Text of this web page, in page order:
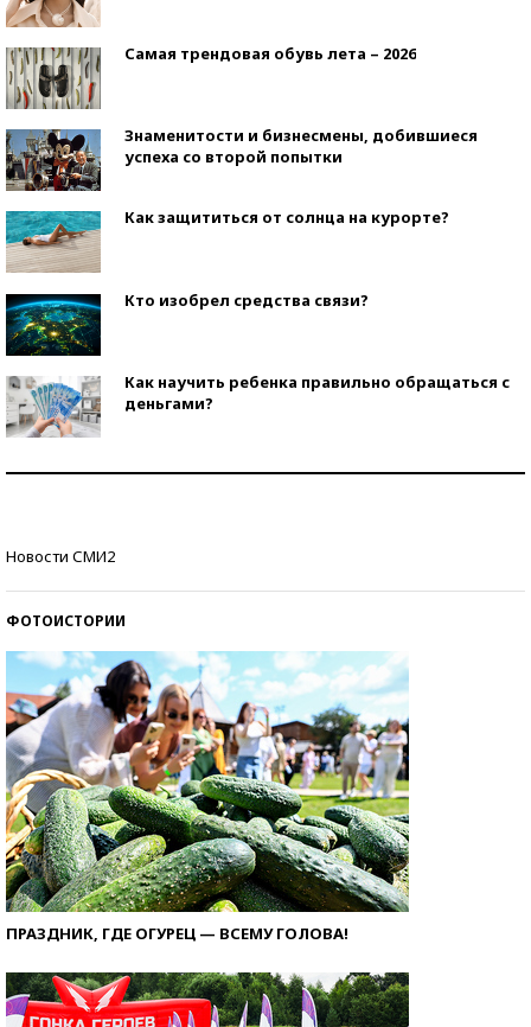
Самая трендовая обувь лета – 2026
Знаменитости и бизнесмены, добившиеся
успеха со второй попытки
Как защититься от солнца на курорте?
Кто изобрел средства связи?
Как научить ребенка правильно обращаться с
деньгами?
Новости СМИ2
ФОТОИСТОРИИ
ПРАЗДНИК, ГДЕ ОГУРЕЦ — ВСЕМУ ГОЛОВА!